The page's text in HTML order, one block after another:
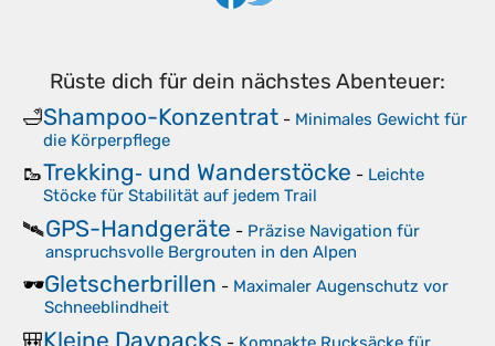
Rüste dich für dein nächstes Abenteuer:
🛁Shampoo-Konzentrat - Minimales Gewicht für
die Körperpflege
🥾Trekking‑ und Wanderstöcke - Leichte
Stöcke für Stabilität auf jedem Trail
🛰️GPS-Handgeräte - Präzise Navigation für
anspruchsvolle Bergrouten in den Alpen
🕶️Gletscherbrillen - Maximaler Augenschutz vor
Schneeblindheit
🎒Kleine Daypacks